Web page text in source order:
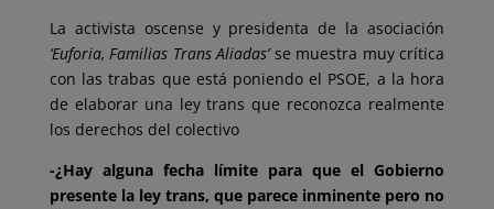
La activista oscense y presidenta de la asociación
‘Euforia, Familias Trans Aliadas’se muestra muy crítica
con las trabas que está poniendo el PSOE, a la hora
de elaborar una ley trans que reconozca realmente
los derechos del colectivo
-¿Hay alguna fecha límite para que el Gobierno
presente la ley trans, que parece inminente pero no